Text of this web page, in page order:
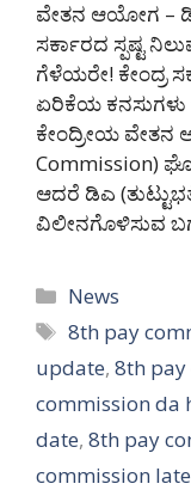
ವೇತನ ಆಯೋಗ –
ಸರ್ಕಾರದ ಸ್ಪಷ್ಟ
ಗೆಳೆಯರೇ! ಕೇಂದ್ರ
ಏರಿಕೆಯ ಕನಸುಗಳು
ಕೇಂದ್ರೀಯ ವೇತನ
Commission)
ಆದರೆ ಡಿಎ
ವಿಲೀನಗೊಳಿಸುವ
Categories
News
Tags
8th pay
update, 8th pay
commission da
date, 8th pay
commission